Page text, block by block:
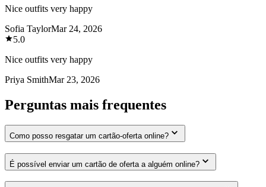
Nice outfits very happy
Sofia TaylorMar 24, 2026
5.0
Nice outfits very happy
Priya SmithMar 23, 2026
Perguntas mais frequentes
Como posso resgatar um cartão-oferta online?
É possível enviar um cartão de oferta a alguém online?